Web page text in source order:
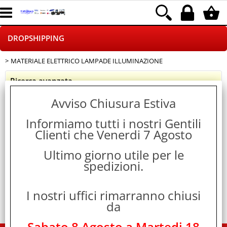
HOME PAGE
CHI SIAMO
NEGOZI ON LINE
DROPSHIPPING
SINCRONIZZATI CON NOI
SPEDIZIONI
MATERIALE ELETTRICO LAMPADE ILLUMINAZIONE
Ricerca avanzata
Cerca
DROPSHIPPING> MATERIALE ELETTRICO LAMPADE
ILLUMINAZIONE
Avviso Chiusura Estiva
Informiamo tutti i nostri Gentili
Clienti che Venerdi 7 Agosto
Ultimo giorno utile per le
spedizioni.
I nostri uffici rimarranno chiusi
da